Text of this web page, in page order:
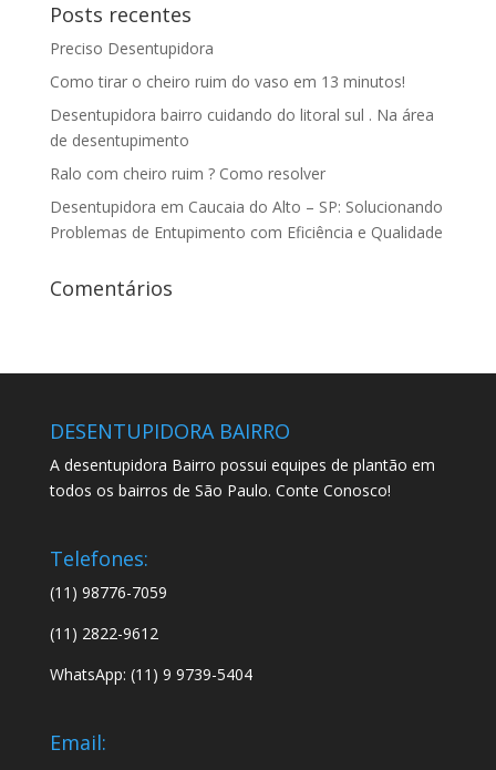
Posts recentes
Preciso Desentupidora
Como tirar o cheiro ruim do vaso em 13 minutos!
Desentupidora bairro cuidando do litoral sul . Na área
de desentupimento
Ralo com cheiro ruim ? Como resolver
Desentupidora em Caucaia do Alto – SP: Solucionando
Problemas de Entupimento com Eficiência e Qualidade
Comentários
DESENTUPIDORA BAIRRO
A desentupidora Bairro possui equipes de plantão em
todos os bairros de São Paulo. Conte Conosco!
Telefones:
(11) 98776-7059
(11) 2822-9612
WhatsApp: (11) 9 9739-5404
Email: